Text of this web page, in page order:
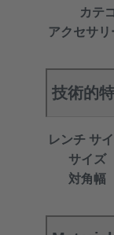
カテ
アクセサ
技術的
レンチ サ
サイズ
対角幅